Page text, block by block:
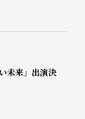
未来」出演決